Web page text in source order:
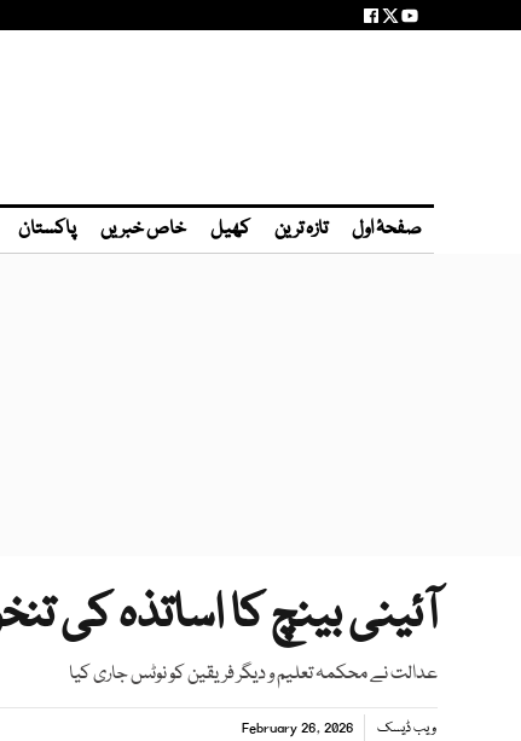
صفحۂ اول تازہ ترین کھیل خاص خبریں پاکستان
آئینی بینچ کا اساتذہ کی
عدالت نے محکمہ تعلیم و دیگر فریقین کو نوٹس جاری کیا
ویب ڈیسک February 26, 2026